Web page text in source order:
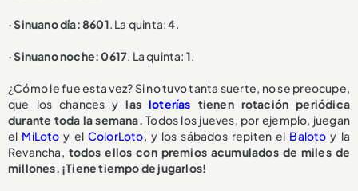
· Sinuano día: 8601. La quinta:4.
· Sinuano noche: 0617. La quinta: 1.
¿Cómo le fue esta vez? Si no tuvo tanta suerte, no se preocupe,
que los chances ylasloterías tienen rotación periódica
durante toda la semana. Todos los jueves, por ejemplo, juegan
el MiLoto y el ColorLoto, y los sábados repiten el Baloto y la
Revancha, todos ellos con premios acumulados de miles de
millones. ¡Tiene tiempo de jugarlos!